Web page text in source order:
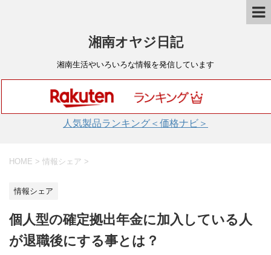
湘南オヤジ日記
湘南生活やいろいろな情報を発信しています
人気製品ランキング＜価格ナビ＞
HOME > 情報シェア >
情報シェア
個人型の確定拠出年金に加入している人
が退職後にする事とは？